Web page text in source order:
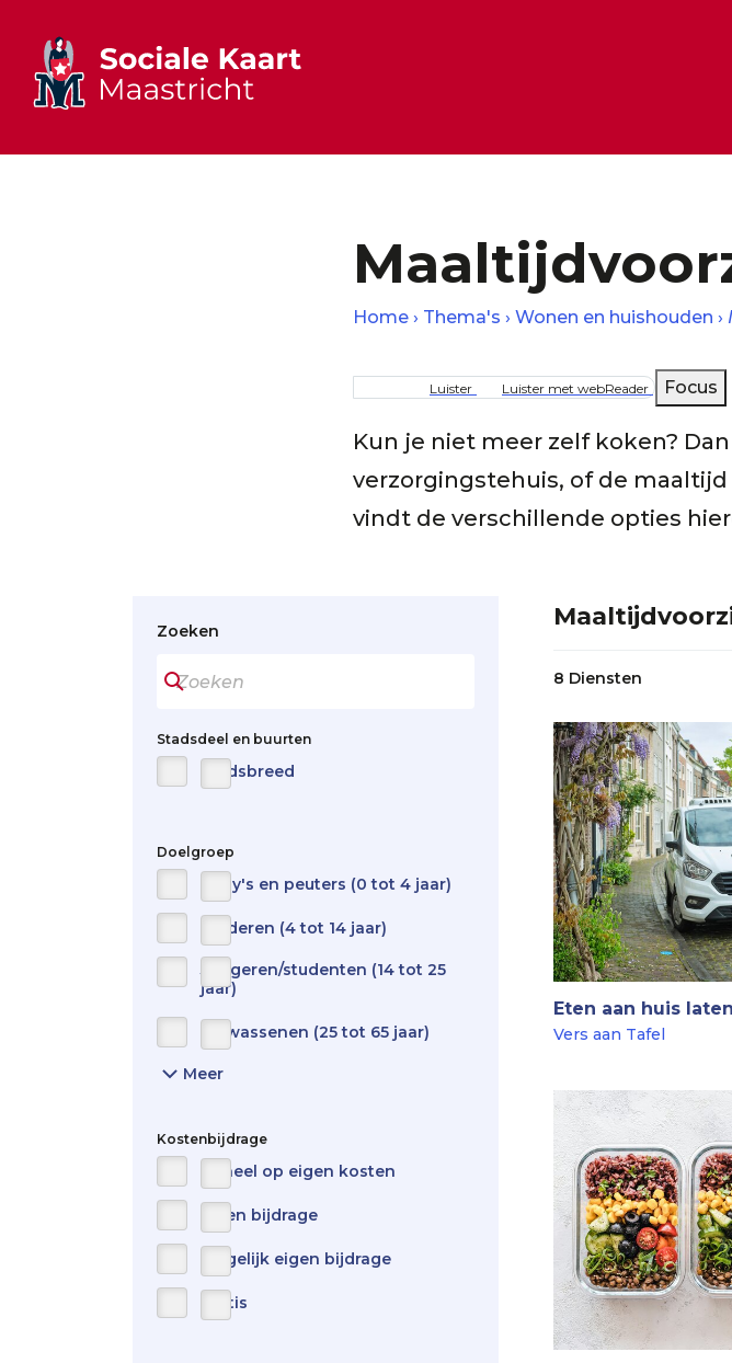
Kruimelpad
Home Thema's Wonen en huishouden
Luister Luister met webReader Focus
Kun je niet meer zelf koken?
verzorgingstehuis, of de
vindt de verschillende opties
Zoeken
Stadsdeel en buurten
Stadsbreed
Doelgroep
Baby's en peuters (0 tot 4 jaar)
Kinderen (4 tot 14 jaar)
Jongeren/studenten (14 tot 25
jaar)
Volwassenen (25 tot 65 jaar)
Meer
Show
for
target-
audience
Kostenbijdrage
Geheel op eigen kosten
Eigen bijdrage
Mogelijk eigen bijdrage
Gratis
8 Diensten
Eten aan huis
Vers aan Tafel